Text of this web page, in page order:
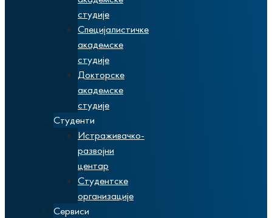
студије
Специјалистичке
академске
студије
Докторске
академске
студије
Студенти
Истраживачко-
развојни
центар
Студентске
организације
Сервиси